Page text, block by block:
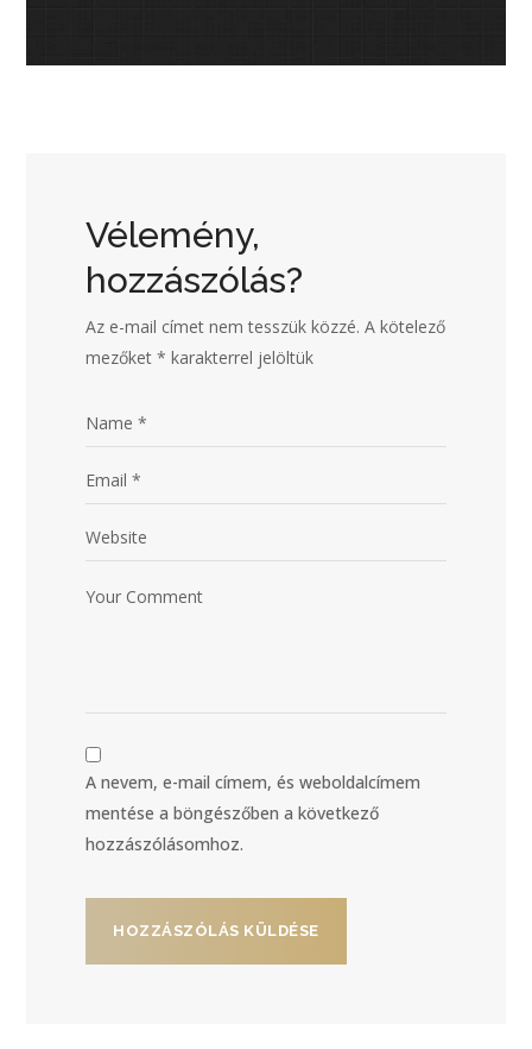
Vélemény,
hozzászólás?
Az e-mail címet nem tesszük közzé. A kötelező
mezőket* karakterrel jelöltük
A nevem, e-mail címem, és weboldalcímem
mentése a böngészőben a következő
hozzászólásomhoz.